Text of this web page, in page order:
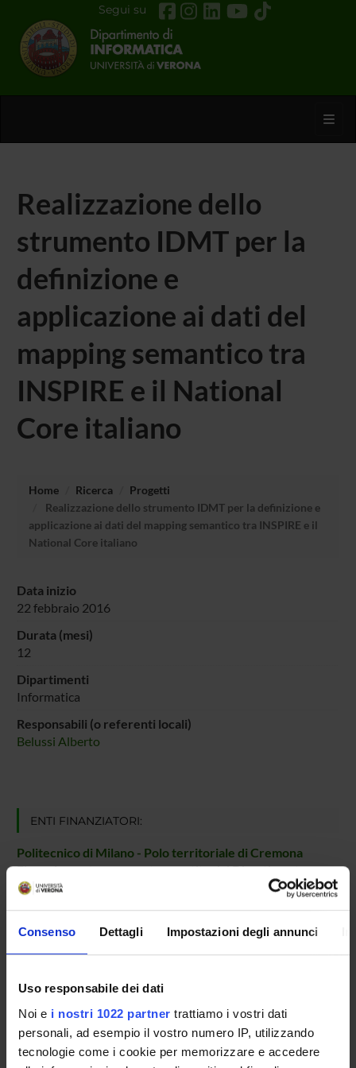
Consenso Dettagli Impostazioni degli annunci
Uso responsabile dei dati
Noi e i nostri 1022 partner trattiamo i vostri dati
personali, ad esempio il vostro numero IP, utilizzando
tecnologie come i cookie per memorizzare e accedere
Segui su
Realizzazione dello
strumento IDMT per la
definizione e
applicazione ai dati del
mapping semantico tra
INSPIRE e il National
Core italiano
Home Ricerca
Progetti
Realizzazione dello strumento IDMT per la definizione e
applicazione ai dati del mapping semantico tra INSPIRE e il
National Core italiano
Data inizio
22 febbraio 2016
Durata (mesi)
12
Dipartimenti
Informatica
Responsabili (o referenti locali)
Belussi Alberto
ENTI FINANZIATORI:
Politecnico di Milano - Polo territoriale di Cremona
Finanziamento:assegnato e gestito dal Dipartimento
PARTECIPANTI AL PROGETTO
Professore associato
AREE DI RICERCA COINVOLTE DAL PROGETTO